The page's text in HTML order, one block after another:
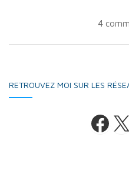
4
RETROUVEZ MOI SUR LES
X